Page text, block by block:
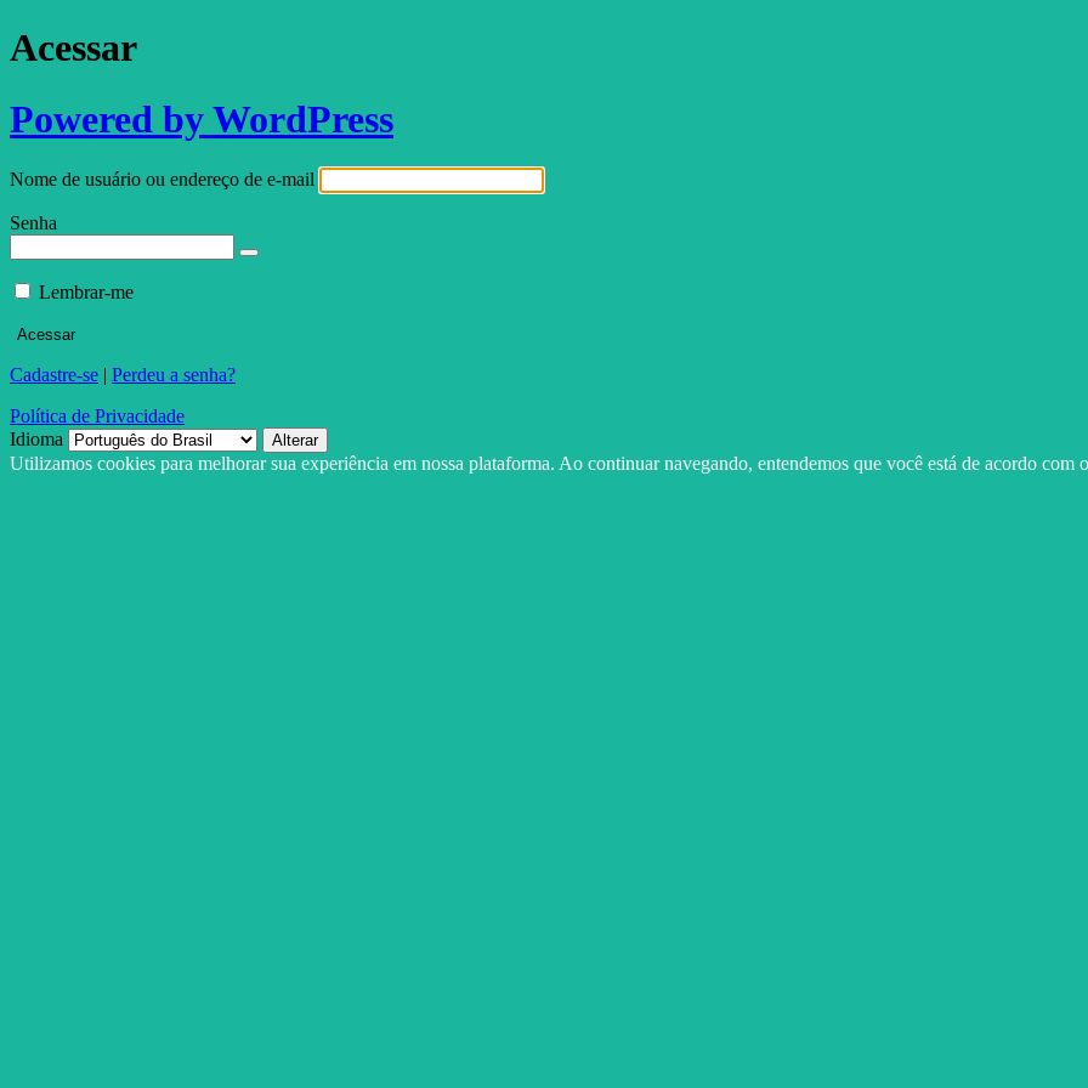
Acessar
Powered by WordPress
Nome de usuário ou endereço de e-mail
Senha
Lembrar-me
Cadastre-se | Perdeu a senha?
Política de Privacidade
Idioma
Utilizamos cookies para melhorar sua experiência em nossa plataforma. Ao continuar navegando, entendemos que você está de acordo com